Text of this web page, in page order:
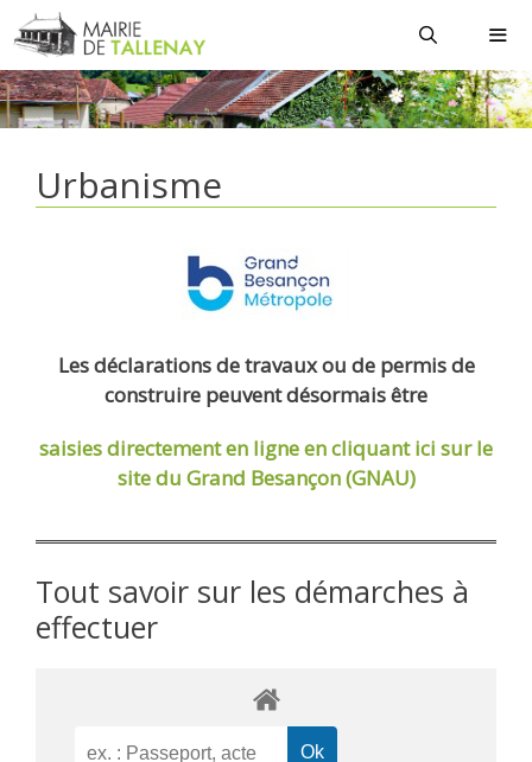
Aller
au
contenu
Urbanisme
Les déclarations de travaux ou de permis de
construire peuvent désormais être
saisies directement en ligneen cliquant ici sur le
site du Grand Besançon (GNAU)
Tout savoir sur les démarches à
effectuer